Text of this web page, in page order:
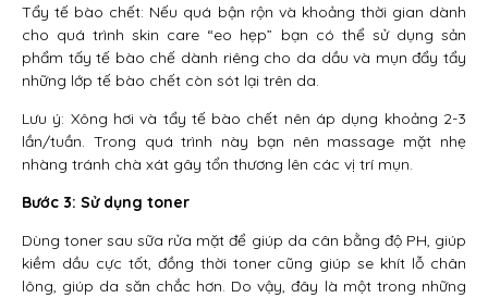
Tẩy tế bào chết: Nếu quá bận rộn và khoảng thời gian dành
cho quá trình skin care “eo hẹp” bạn có thể sử dụng sản
phẩm tấy tế bào chế dành riêng cho da dầu và mụn đẩy tẩy
những lớp tế bào chết còn sót lại trên da.
Lưu ý: Xông hơi và tẩy tế bào chết nên áp dụng khoảng 2-3
lần/tuần. Trong quá trình này bạn nên massage mặt nhẹ
nhàng tránh chà xát gây tổn thương lên các vị trí mụn.
Bước 3: Sử dụng toner
Dùng toner sau sữa rửa mặt để giúp da cân bằng độ PH, giúp
kiềm dầu cực tốt, đồng thời toner cũng giúp se khít lỗ chân
lông, giúp da săn chắc hơn. Do vậy, đây là một trong những